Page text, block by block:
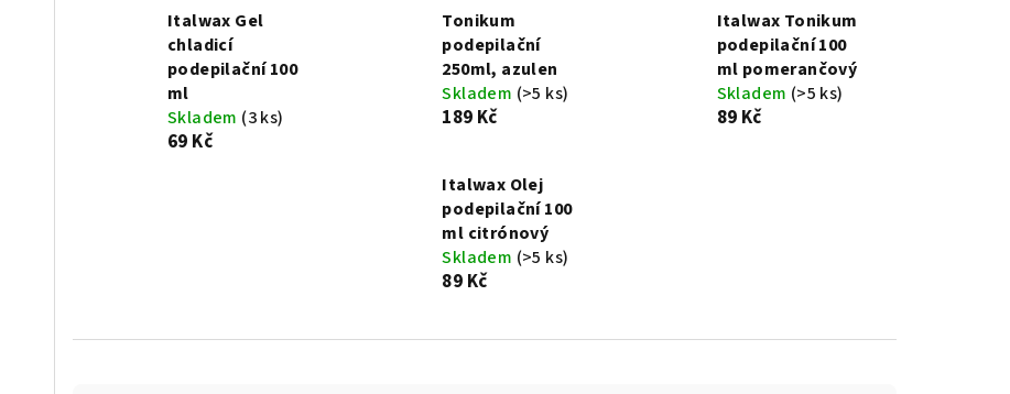
Italwax Gel
chladicí
podepilační 100
ml
Skladem (3 ks)
69 Kč
Tonikum
podepilační
250ml, azulen
Skladem (>5 ks)
189 Kč
Italwax Tonikum
podepilační 100
ml pomerančový
Skladem (>5 ks)
89 Kč
Italwax Olej
podepilační 100
ml citrónový
Skladem (>5 ks)
89 Kč